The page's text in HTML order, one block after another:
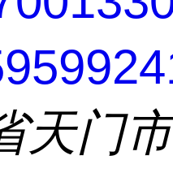
天门